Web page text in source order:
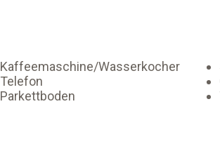
Kaffeemaschine/Wasserkocher
Telefon
Parkettboden